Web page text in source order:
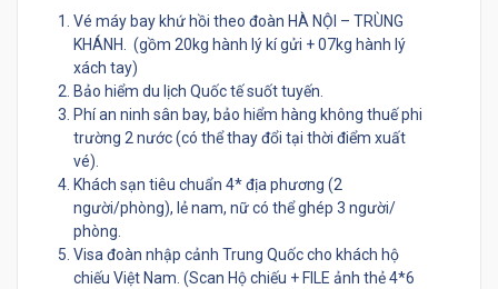
Vé máy bay khứ hồi theo đoàn HÀ NỘI – TRÙNG
KHÁNH. (gồm 20kg hành lý kí gửi + 07kg hành lý
xách tay)
Bảo hiểm du lịch Quốc tế suốt tuyến.
Phí an ninh sân bay, bảo hiểm hàng không thuế phi
trường 2 nước (có thể thay đổi tại thời điểm xuất
vé).
Khách sạn tiêu chuẩn 4* địa phương (2
người/phòng), lẻ nam, nữ có thể ghép 3 người/
phòng.
Visa đoàn nhập cảnh Trung Quốc cho khách hộ
chiếu Việt Nam. (Scan Hộ chiếu + FILE ảnh thẻ 4*6